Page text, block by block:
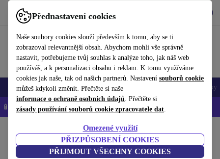
Přednastavení cookies
Naše soubory cookies slouží především k tomu, aby se ti
zobrazoval relevantnější obsah. Abychom mohli vše správně
nastavit, potřebujeme tvůj souhlas k analýze toho, jak náš web
používáš, a k personalizaci obsahu i reklam. K tomu využíváme
cookies jak naše, tak od našich partnerů. Nastavení souborů cookie
můžeš kdykoli změnit. Přečtěte si naše
informace o ochraně osobních údajů. Přečtěte si
zásady používání souborů cookie zpracovatele dat.
Omezené využití
PŘIZPŮSOBENÍ COOKIES
PŘIJMOUT VŠECHNY COOKIES
Používejte refurbed rychle a snadno
Mobily a smartphony Notebooky Tablety Doplňky
📱 -5 % NAVÍC na všechny iPhony – kód: IPHONEDEAL-
Mobily a smartphony iPhony
iPhone 15 Pro Max